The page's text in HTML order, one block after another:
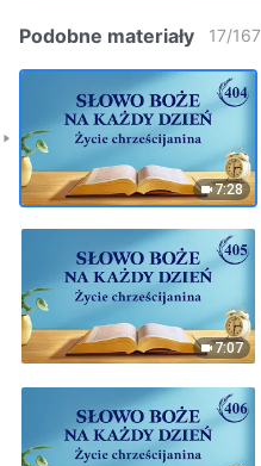
Podobne materiały 17/167
7:28
7:07